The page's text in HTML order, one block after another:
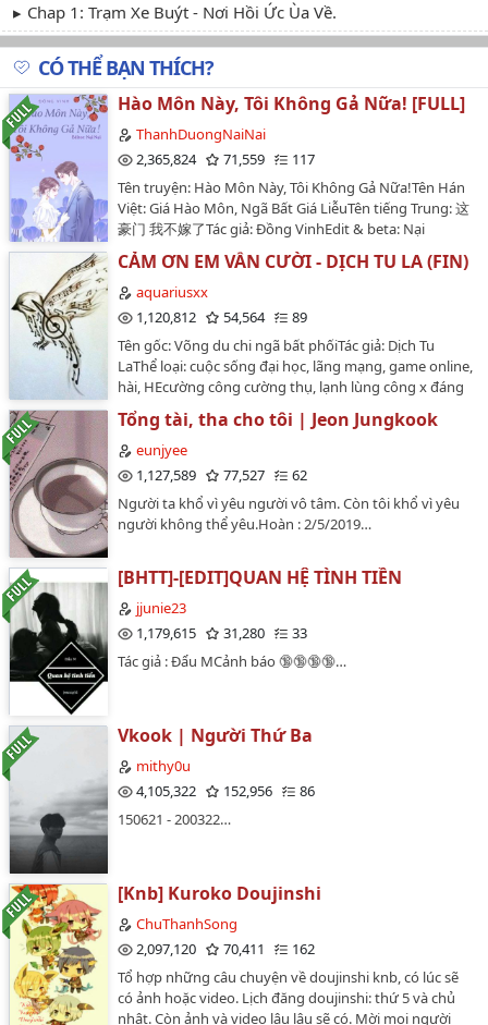
Chap 1: Trạm Xe Buýt - Nơi Hồi Ức Ùa Về.
CÓ THỂ BẠN THÍCH?
Hào Môn Này, Tôi Không Gả Nữa! [FULL]
ThanhDuongNaiNai
2,365,824
71,559
117
Tên truyện: Hào Môn Này, Tôi Không Gả Nữa!Tên Hán
Việt: Giá Hào Môn, Ngã Bất Giá LiễuTên tiếng Trung: 这
豪门 我不嫁了Tác giả: Đồng VinhEdit & beta: Nại
NạiTình trạng: Hoàn thành [92 chương + 24 chương
ngoại truyện]Thể loại: Ngôn tình, hiện đại, HE, tình
cảm, ngọt, ngược, hào môn thế gia, trước nữ truy sau
nam truy, gương vỡ lại lành, trước ngược nữ sau
PhươngCác nhân vật phụ: Vu Hồng Tiêu, Vu Hiểu Hiểu,
Ôn Trường Ninh, Trần Tề Thịnh...…
CẢM ƠN EM VẪN CƯỜI - DỊCH TU LA (FIN)
aquariusxx
1,120,812
54,564
89
Tên gốc: Võng du chi ngã bất phốiTác giả: Dịch Tu
LaThể loại: cuộc sống đại học, lãng mạng, game online,
hài, HEcường công cường thụ, lạnh lùng công x đáng
yêu thụ.Nhân vật chính: Lăng Dương x Diệp
Lãng.Nhân vật phụ: Từ Hiền x Bạch Lung, Thích Phong
x Bao BaoLong, và 1 số diễn viên trong game lẫn ngoài
đời khác.Giới thiệu: Lăng Dương bỏ 500 đồng mua một
một đức lang quân mua-rồi-miễn-trả-lại, tiếc rẻ 500
đồng, Lăng Dương đành chấp nhận người chồng mới
gió. Hay nói cách khác đây là cuộc sống đầy náo nhiệt
và chộn rộn của các chàng sinh viên trong một làng đại
học, thích spam trong box Homosexual của trường
~~~…
Tổng tài, tha cho tôi | Jeon Jungkook
eunjyee
1,127,589
77,527
62
Người ta khổ vì yêu người vô tâm. Còn tôi khổ vì yêu
người không thể yêu.Hoàn : 2/5/2019…
[BHTT]-[EDIT]QUAN HỆ TÌNH TIỀN
jjunie23
1,179,615
31,280
33
Tác giả : Đẩu MCảnh báo 🔞🔞🔞🔞…
Vkook | Người Thứ Ba
mithy0u
4,105,322
152,956
86
150621 - 200322…
[Knb] Kuroko Doujinshi
ChuThanhSong
2,097,120
70,411
162
Tổ hợp những câu chuyện về doujinshi knb, có lúc sẽ
có ảnh hoặc video. Lịch đăng doujinshi: thứ 5 và chủ
nhật. Còn ảnh và video lâu lâu sẽ có. Mời mọi người